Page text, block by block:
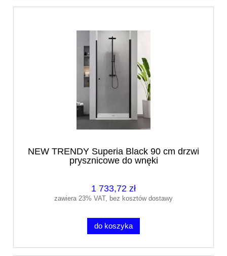
NEW TRENDY Superia Black 90 cm drzwi
prysznicowe do wnęki
1 733,72 zł
zawiera 23% VAT, bez kosztów dostawy
do koszyka